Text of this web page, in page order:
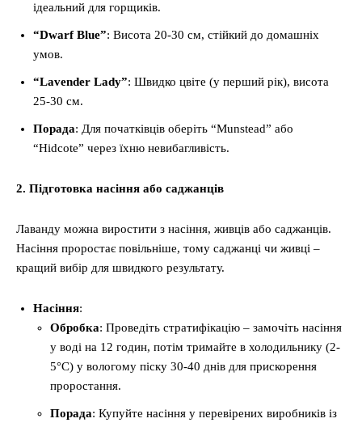
ідеальний для горщиків.
“Dwarf Blue”: Висота 20-30 см, стійкий до домашніх
умов.
“Lavender Lady”: Швидко цвіте (у перший рік), висота
25-30 см.
Порада: Для початківців оберіть “Munstead” або
“Hidcote” через їхню невибагливість.
2. Підготовка насіння або саджанців
Лаванду можна виростити з насіння, живців або саджанців.
Насіння проростає повільніше, тому саджанці чи живці –
кращий вибір для швидкого результату.
Насіння:
Обробка: Проведіть стратифікацію – замочіть насіння
у воді на 12 годин, потім тримайте в холодильнику (2-
5°C) у вологому піску 30-40 днів для прискорення
проростання.
Порада: Купуйте насіння у перевірених виробників із